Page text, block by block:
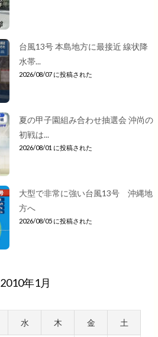
台風13号 本島地方に最接近 線状降
水帯...
2026/08/07 に投稿された
夏の甲子園組み合わせ抽選会 沖尚の
初戦は...
2026/08/01 に投稿された
大型で非常に強い台風13号 沖縄地
方へ
2026/08/05 に投稿された
2010年1月
水 木 金 土